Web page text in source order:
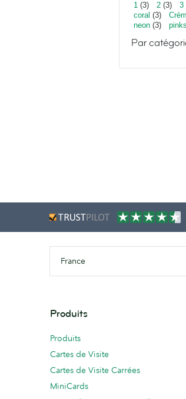
1 (3) 2 (3) 3
coral (3)
neon (3) pinks
Par
France
Produits
Produits
Cartes de Visite
Cartes de Visite Carrées
MiniCards